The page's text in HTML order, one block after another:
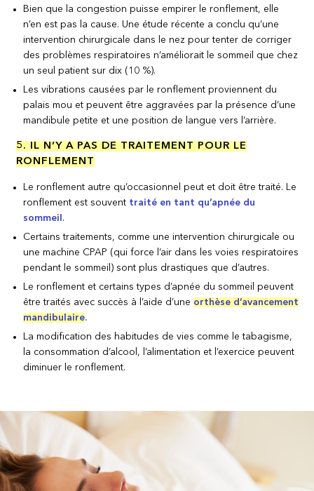
Bien que la congestion puisse empirer le ronflement, elle
n’en est pas la cause. Une étude récente a conclu qu’une
intervention chirurgicale dans le nez pour tenter de corriger
des problèmes respiratoires n’améliorait le sommeil que chez
un seul patient sur dix (10 %).
Les vibrations causées par le ronflement proviennent du
palais mou et peuvent être aggravées par la présence d’une
mandibule petite et une position de langue vers l’arrière.
5. IL N’Y A PAS DE TRAITEMENT POUR LE
RONFLEMENT
Le ronflement autre qu’occasionnel peut et doit être traité. Le
ronflement est souvent traité en tant qu’apnée du
sommeil .
Certains traitements, comme une intervention chirurgicale ou
une machine CPAP (qui force l’air dans les voies respiratoires
pendant le sommeil) sont plus drastiques que d’autres.
Le ronflement et certains types d’apnée du sommeil peuvent
être traités avec succès à l’aide d’une orthèse d’avancement
mandibulaire.
La modification des habitudes de vies comme le tabagisme,
la consommation d’alcool, l’alimentation et l’exercice peuvent
diminuer le ronflement.